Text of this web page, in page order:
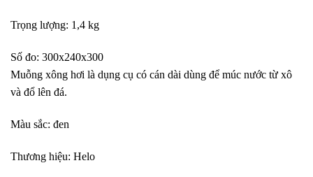
Trọng lượng: 1,4 kg
Số đo: 300x240x300
Muỗng xông hơi là dụng cụ có cán dài dùng để múc nước từ xô
và đổ lên đá.
Màu sắc: đen
Thương hiệu: Helo